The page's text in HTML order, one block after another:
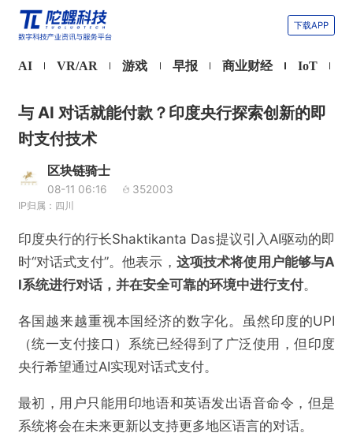
下载APP
AI VR/AR 游戏 早报 商业财经 IoT
与 AI 对话就能付款？印度央行探索创新的即
时支付技术
区块链骑士
08-11 06:16 352003
IP归属：四川
印度央行的行长Shaktikanta Das提议引入AI驱动的即
时“对话式支付”。他表示， 这项技术将使用户能够与A
I系统进行对话，并在安全可靠的环境中进行支付。
各国越来越重视本国经济的数字化。虽然印度的UPI
（统一支付接口）系统已经得到了广泛使用，但印度
央行希望通过AI实现对话式支付。
最初，用户只能用印地语和英语发出语音命令，但是
系统将会在未来更新以支持更多地区语言的对话。